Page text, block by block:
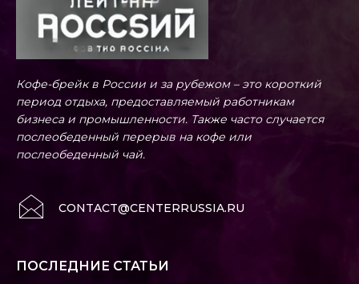
Кофе-брейк в России и за рубежом – это короткий
период отдыха, предоставляемый работникам
бизнеса и промышленности. Также часто случается
послеобеденный перерыв на кофе или
послеобеденный чай.
CONTACT@CENTERRUSSIA.RU
ПОСЛЕДНИЕ СТАТЬИ